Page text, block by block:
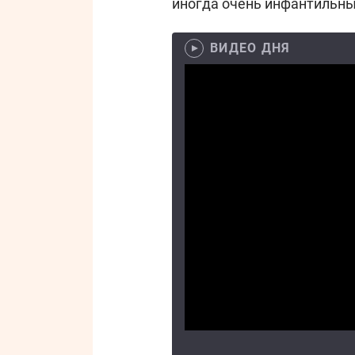
иногда очень
ВИДЕО ДНЯ